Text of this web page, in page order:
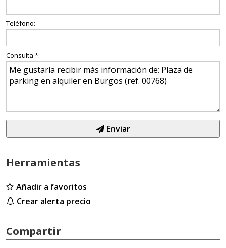
Teléfono:
Consulta *:
Enviar
Herramientas
Añadir a favoritos
Crear alerta precio
Compartir